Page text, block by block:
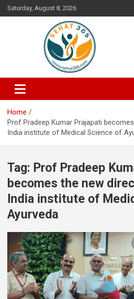
Skip
to
Saturday, August 8, 2026
Sehat365
Your's Complete Health Guide
Home
Prof Pradeep Kumar Prajapati
India institute of Medical Science of
Tag: Prof Pradeep
becomes the new
India institute of
Ayurveda